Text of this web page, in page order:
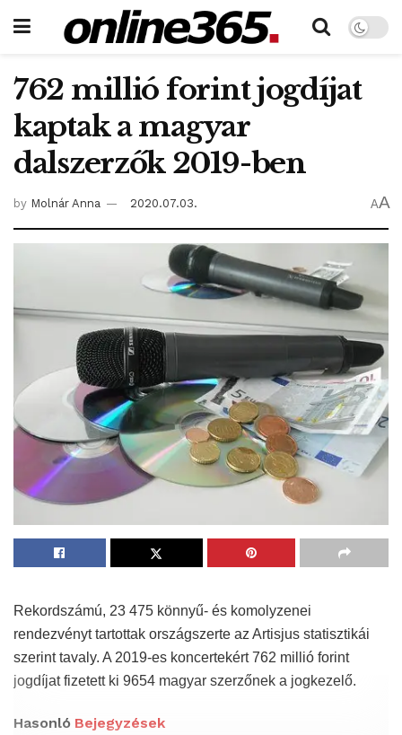
762 millió forint jogdíjat
kaptak a magyar
dalszerzők 2019-ben
by Molnár Anna 2020.07.03. AA
Rekordszámú, 23 475 könnyű- és komolyzenei
rendezvényt tartottak országszerte az Artisjus statisztikái
szerint tavaly. A 2019-es koncertekért 762 millió forint
jogdíjat fizetett ki 9654 magyar szerzőnek a jogkezelő.
Hasonló Bejegyzések